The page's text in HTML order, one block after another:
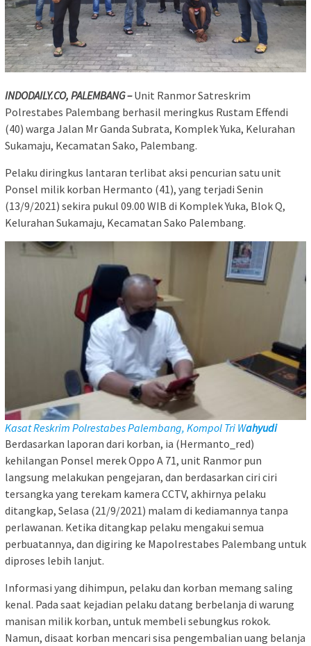
INDODAILY.CO, PALEMBANG –Unit Ranmor Satreskrim
Polrestabes Palembang berhasil meringkus Rustam Effendi
(40) warga Jalan Mr Ganda Subrata, Komplek Yuka, Kelurahan
Sukamaju, Kecamatan Sako, Palembang.
Pelaku diringkus lantaran terlibat aksi pencurian satu unit
Ponsel milik korban Hermanto (41), yang terjadi Senin
(13/9/2021) sekira pukul 09.00 WIB di Komplek Yuka, Blok Q,
Kelurahan Sukamaju, Kecamatan Sako Palembang.
Kasat Reskrim Polrestabes Palembang, Kompol Tri Wahyudi
Berdasarkan laporan dari korban, ia (Hermanto_red)
kehilangan Ponsel merek Oppo A 71, unit Ranmor pun
langsung melakukan pengejaran, dan berdasarkan ciri ciri
tersangka yang terekam kamera CCTV, akhirnya pelaku
ditangkap, Selasa (21/9/2021) malam di kediamannya tanpa
perlawanan. Ketika ditangkap pelaku mengakui semua
perbuatannya, dan digiring ke Mapolrestabes Palembang untuk
diproses lebih lanjut.
Informasi yang dihimpun, pelaku dan korban memang saling
kenal. Pada saat kejadian pelaku datang berbelanja di warung
manisan milik korban, untuk membeli sebungkus rokok.
Namun, disaat korban mencari sisa pengembalian uang belanja